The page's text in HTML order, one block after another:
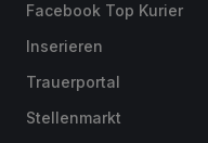
Facebook Top Kurier
Inserieren
Trauerportal
Stellenmarkt